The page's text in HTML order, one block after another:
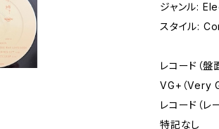
ジャンル:
スタイル:
レコード（盤
VG+（Very
レコード（レ
特記なし